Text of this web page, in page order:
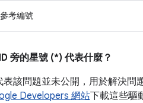
考編號
旁的星號 (*) 代表什麼？
該問題並未公開，用於解決問
Developers 網站下載這些驅